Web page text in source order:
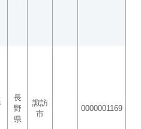
長
野
県
諏訪
市
0000001169